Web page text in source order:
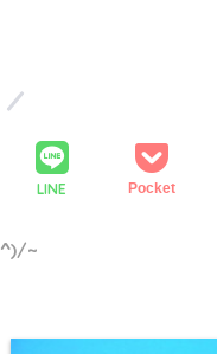
LINE Pocket
^)/~